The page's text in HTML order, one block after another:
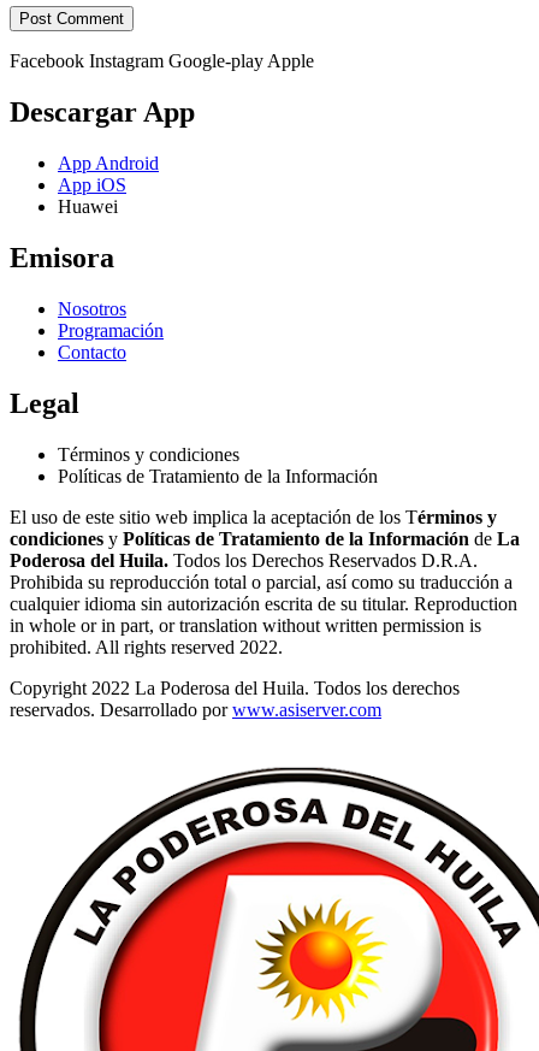
Facebook Instagram Google-play Apple
Descargar App
App Android
App iOS
Huawei
Emisora
Nosotros
Programación
Contacto
Legal
Términos y condiciones
Políticas de Tratamiento de la Información
El uso de este sitio web implica la aceptación de los Términos y
condiciones y Políticas de Tratamiento de la Información de La
Poderosa del Huila. Todos los Derechos Reservados D.R.A.
Prohibida su reproducción total o parcial, así como su traducción a
cualquier idioma sin autorización escrita de su titular. Reproduction
in whole or in part, or translation without written permission is
prohibited. All rights reserved 2022.
Copyright 2022 La Poderosa del Huila. Todos los derechos
reservados. Desarrollado porwww.asiserver.com